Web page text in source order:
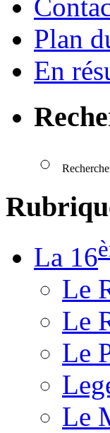
Plan
En
La 16
Le
Le
Le
Le